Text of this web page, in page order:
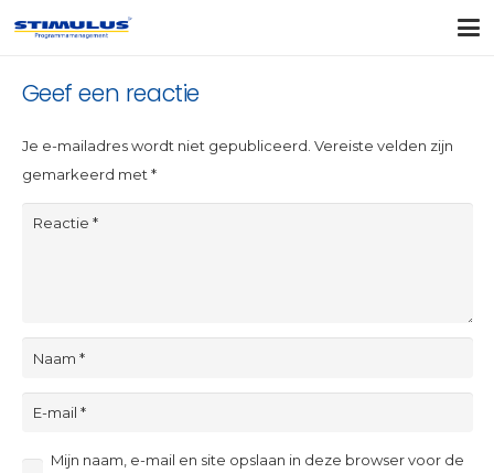
Geef een reactie
Je e-mailadres wordt niet gepubliceerd. Vereiste velden zijn
gemarkeerd met*
Mijn naam, e-mail en site opslaan in deze browser voor de